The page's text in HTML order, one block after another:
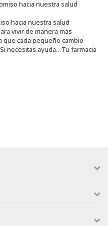
hacia nuestra salud
vivir de manera más
que cada pequeño cambio
necesitas ayuda…Tu farmacia